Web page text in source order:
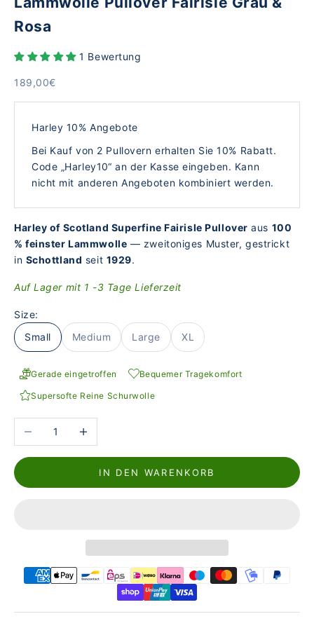
Rosa
1 Bewertung
Angebot
189,00€
Harley 10% Angebote
Bei Kauf von 2 Pullovern erhalten Sie 10% Rabatt.
Code „Harley10“ an der Kasse eingeben. Kann
nicht mit anderen Angeboten kombiniert werden.
Harley of Scotland Superfine Fairisle Pullover aus 100
% feinster Lammwolle — zweitoniges Muster, gestrickt
in Schottland seit 1929.
Auf Lager mit 1 -3 Tage Lieferzeit
Size:
Small
Medium Large XL
Gerade eingetroffen Bequemer Tragekomfort
Supersofte Reine Schurwolle
Anzahl verringernAnzahl erhöhen
IN DEN WARENKORB